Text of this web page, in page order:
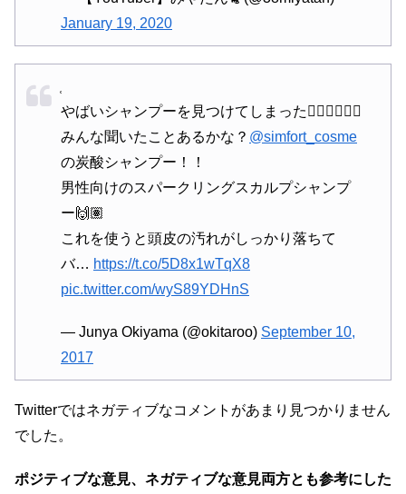
January 19, 2020
やばいシャンプーを見つけてしまった🤦🏽‍♂️🤦🏽‍♂️
みんな聞いたことあるかな？ @simfort_cosme
の炭酸シャンプー！！
男性向けのスパークリングスカルプシャンプ
ー🙌🏽
これを使うと頭皮の汚れがしっかり落ちて
バ… https://t.co/5D8x1wTqX8
pic.twitter.com/wyS89YDHnS
— Junya Okiyama (@okitaroo) September 10,
2017
Twitterではネガティブなコメントがあまり見つかりません
でした。
ポジティブな意見、ネガティブな意見両方とも参考にした